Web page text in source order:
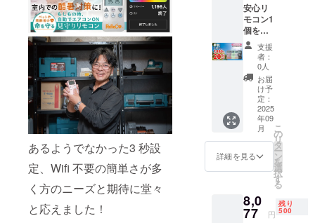
あるようでなかった3 秒設
定、Wifi 不要の簡単さが多
く方のニーズと期待に堂々
と応えました！
安心リ
モコン1
個をお
届けい
たしま
す。
9,850円
→7,880
(20％O
支援
者：
0人
お届
け予
定：
2025
年09
月
詳細を見る
こ
の
リ
タ
ー
ン
を
選
択
す
る
8,0
77 円
残り
500